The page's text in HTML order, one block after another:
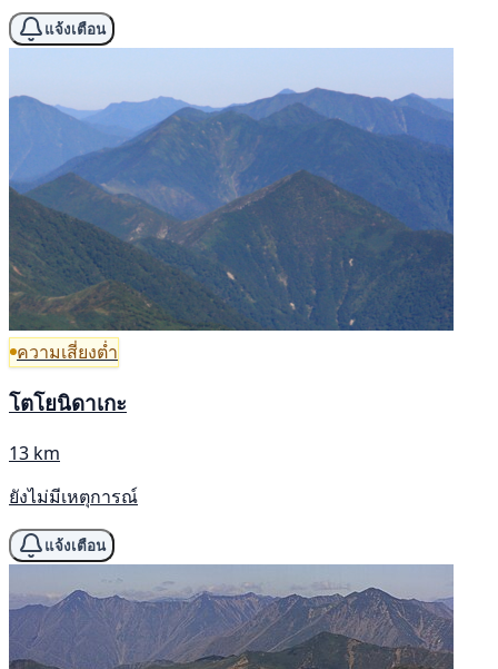
แจ้งเตือน
ความเสี่ยงต่ำ
โตโยนิดาเกะ
13 km
ยังไม่มีเหตุการณ์
แจ้งเตือน